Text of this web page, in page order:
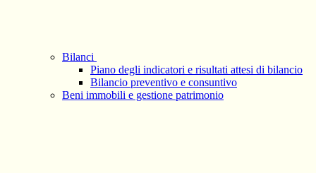
Bilanci
Piano degli indicatori e risultati attesi di bilancio
Bilancio preventivo e consuntivo
Beni immobili e gestione patrimonio